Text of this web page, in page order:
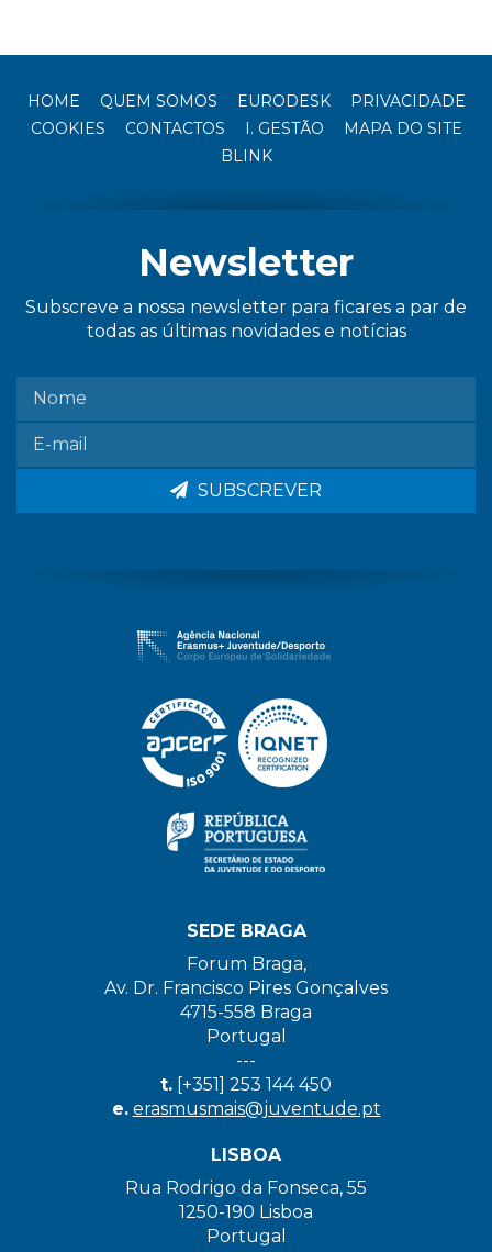
HOME QUEM SOMOS EURODESK
PRIVACIDADE
COOKIES
CONTACTOS I. GESTÃO
MAPA DO SITE
BLINK
Newsletter
Subscreve a nossa newsletter para ficares a par de
todas as últimas novidades e notícias
SUBSCREVER
SEDE BRAGA
Forum Braga,
Av. Dr. Francisco Pires Gonçalves
4715-558 Braga
Portugal
---
t. [+351] 253 144 450
e. erasmusmais@juventude.pt
LISBOA
Rua Rodrigo da Fonseca, 55
1250-190 Lisboa
Portugal